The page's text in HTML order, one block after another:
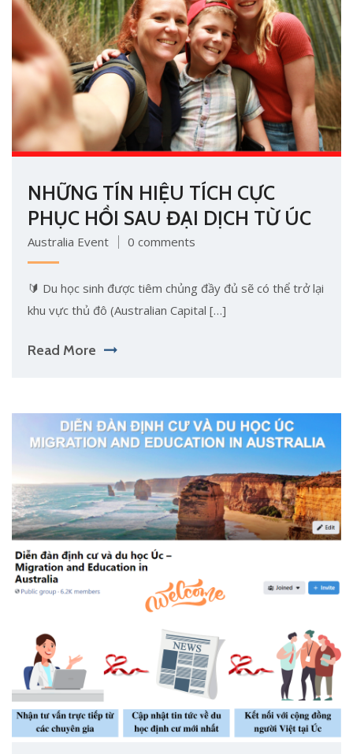
NHỮNG TÍN HIỆU TÍCH CỰC
PHỤC HỒI SAU ĐẠI DỊCH TỪ ÚC
Australia Event 0 comments
🔰 Du học sinh được tiêm chủng đầy đủ sẽ có thể trở lại
khu vực thủ đô (Australian Capital […]
Read More